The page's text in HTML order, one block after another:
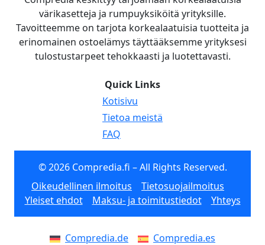
värikasetteja ja rumpuyksiköitä yrityksille.
Tavoitteemme on tarjota korkealaatuisia tuotteita ja
erinomainen ostoelämys täyttääksemme yrityksesi
tulostustarpeet tehokkaasti ja luotettavasti.
Quick Links
Kotisivu
Tietoa meistä
FAQ
© 2026 Compredia.fi – All Rights Reserved.
Oikeudellinen ilmoitus
Tietosuojailmoitus
Yleiset ehdot
Maksu- ja toimitustiedot Yhteys
Compredia.de
Compredia.es